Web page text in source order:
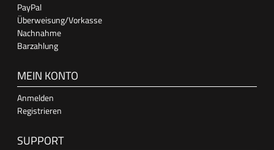
PayPal
Überweisung/Vorkasse
Nachnahme
Barzahlung
MEIN KONTO
Anmelden
Registrieren
SUPPORT